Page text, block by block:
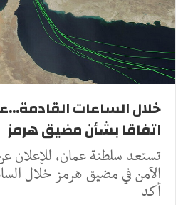
خلال الساعات
اتفاقا بشأن مضيق هرمز
تستعد سلطنة عمان، للإعلان
الآمن في مضيق هرمز خلال
أكد